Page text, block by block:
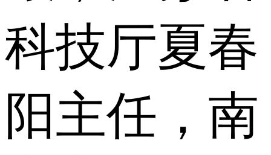
科技厅夏春
阳主任，南